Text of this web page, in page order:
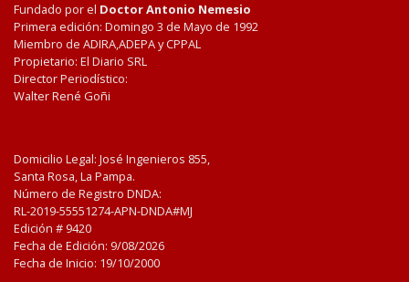
Fundado por el Doctor Antonio Nemesio
Primera edición: Domingo 3 de Mayo de 1992
Miembro de ADIRA,ADEPA y CPPAL
Propietario: El Diario SRL
Director Periodístico:
Walter René Goñi
Domicilio Legal: José Ingenieros 855,
Santa Rosa, La Pampa.
Número de Registro DNDA:
RL-2019-55551274-APN-DNDA#MJ
Edición # 9420
Fecha de Edición: 9/08/2026
Fecha de Inicio: 19/10/2000